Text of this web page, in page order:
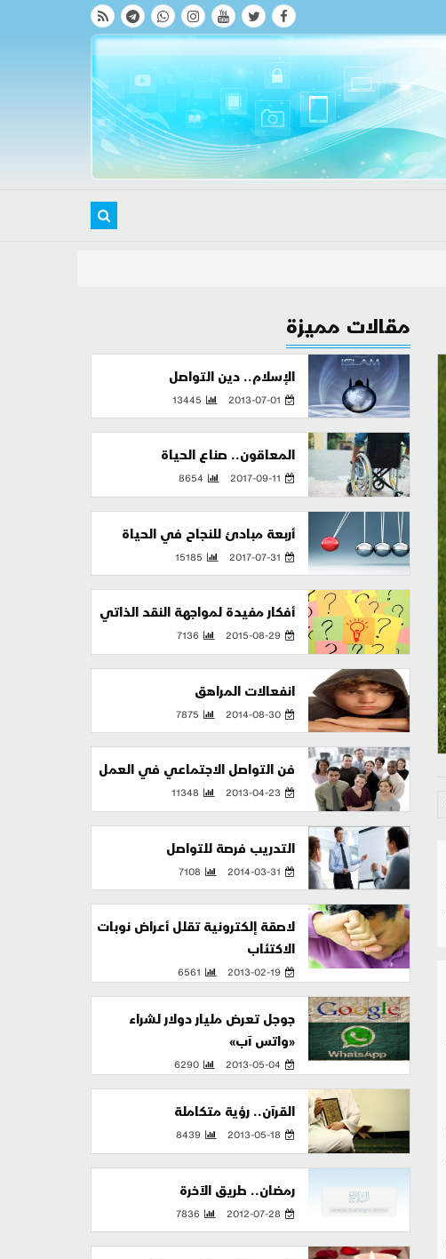
مقالات مميزة
الإسلام.. دين التواصل
2013-07-01
13445
المعاقون.. صناع الحياة
2017-09-11
8654
أربعة مبادئ للنجاح في الحياة
2017-07-31
15185
أفكار مفيدة لمواجهة النقد الذاتي
2015-08-29
7136
انفعالات المراهق
2014-08-30
7875
فن التواصل الاجتماعي في العمل
2013-04-23
11348
التدريب فرصة للتواصل
2014-03-31
7108
لاصقة إلكترونية تقلل أعراض نوبات
الاكتئاب
2013-02-19
6561
جوجل تعرض مليار دولار لشراء
«واتس آب»
2013-05-04
6290
القرآن.. رؤية متكاملة
2013-05-18
8439
رمضان.. طريق الآخرة
2012-07-28
7836